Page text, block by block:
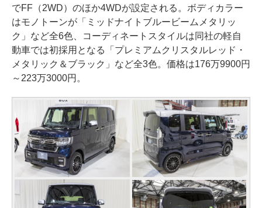
でFF（2WD）のほか4WDが設定される。ボディカラー
はモノトーンが「ミッドナイトブルービームメタリッ
ク」など全6色、コーディネートスタイルは同社の軽自
動車では初採用となる「プレミアムクリスタルレッド・
メタリック＆ブラック」など全3色。価格は176万9900円
～223万3000円。